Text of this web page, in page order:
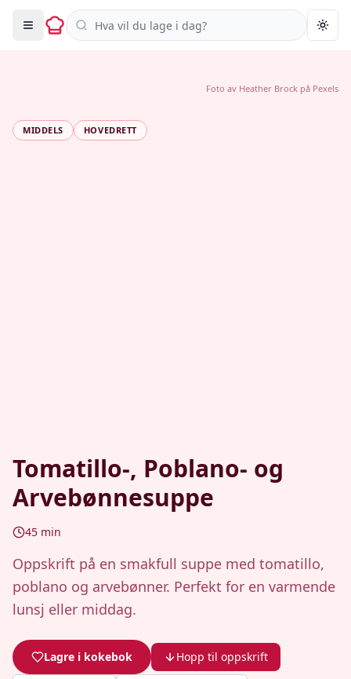
Søk i oppskrifter
MIDDELS HOVEDRETT
Tomatillo-, Poblano- og
Arvebønnesuppe
45 min
Oppskrift på en smakfull suppe med tomatillo,
poblano og arvebønner. Perfekt for en varmende
lunsj eller middag.
Lagre i kokebok Hopp til oppskrift
Foto av Heather Brock på Pexels